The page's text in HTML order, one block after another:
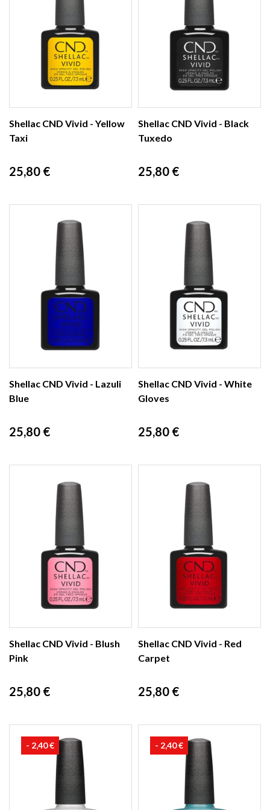
Shellac CND Vivid - Yellow
Taxi
Prix
25,80 €
Shellac CND Vivid - Black
Tuxedo
Prix
25,80 €
Shellac CND Vivid - Lazuli
Blue
Prix
25,80 €
Shellac CND Vivid - White
Gloves
Prix
25,80 €
Shellac CND Vivid - Blush
Pink
Prix
25,80 €
Shellac CND Vivid - Red
Carpet
Prix
25,80 €
- 2,40 € - 2,40 €